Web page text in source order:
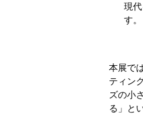
現
す。
本展で
ティン
ズの小
る」と